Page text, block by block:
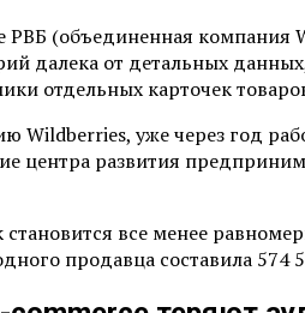
(объединенная компания
далека от детальных
отдельных карточек
Wildberries, уже через год
развития
все менее
продавца составила 574